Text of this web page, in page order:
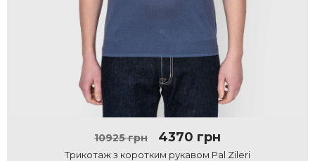
10925 грн 4370 грн
Трикотаж з коротким рукавом Pal Zileri